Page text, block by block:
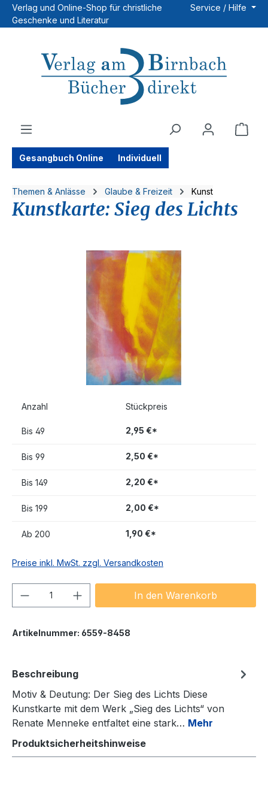
Zum Hauptinhalt springen
Verlag und Online-Shop für christliche
Geschenke und Literatur
Service / Hilfe
Gesangbuch Online Individuell
Themen & Anlässe Glaube & Freizeit Kunst
Kunstkarte: Sieg des Lichts
Bildergalerie überspringen
Anzahl Stückpreis
Bis 49 2,95 €*
Bis 99 2,50 €*
Bis 149 2,20 €*
Bis 199 2,00 €*
Ab 200 1,90 €*
Preise inkl. MwSt. zzgl. Versandkosten
Produkt Anzahl: Gib denIn den Warenkorb
Artikelnummer: 6559-8458
Beschreibung
Motiv & Deutung: Der Sieg des Lichts Diese
Kunstkarte mit dem Werk „Sieg des Lichts“ von
Renate Menneke entfaltet eine stark… Mehr
Produktsicherheitshinweise